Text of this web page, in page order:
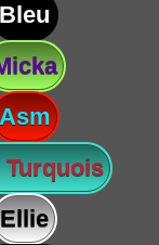
Bleu
Turquois
Ellie